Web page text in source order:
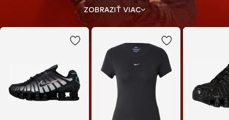
odvážnymi jedincami v nečakaných priestoroch, symbolizuje silu a
odolnosť. Vstúp na nové ihrisko a uži si Nike Shox.
ZOBRAZIŤ VIAC